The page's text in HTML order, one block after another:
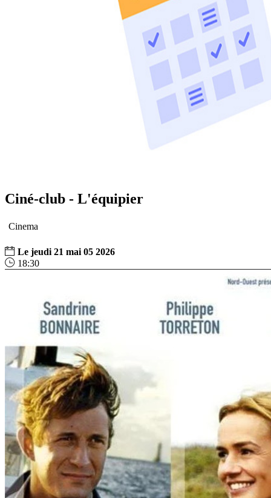
Ciné-club - L'équipier
Cinema
Le jeudi 21 mai 05 2026
18:30